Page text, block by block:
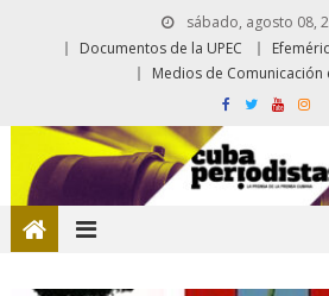
sábado, agosto 08,
Documentos de la UPEC
Medios de Comunicación